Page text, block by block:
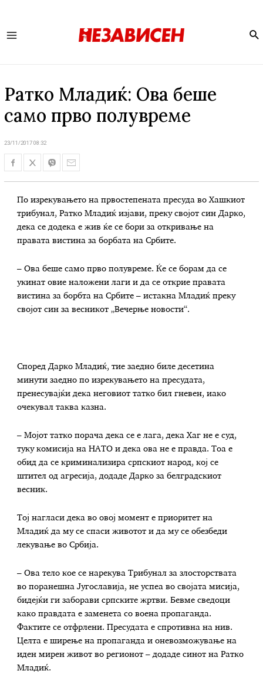
Ратко Младиќ: Ова беше
само прво полувреме
23/11/2017 08:32
По изрекувањето на првостепената пресуда во Хашкиот
трибунал, Ратко Младиќ изјави, преку својот син Дарко,
дека се додека е жив ќе се бори за откривање на
правата вистина за борбата на Србите.
– Ова беше само прво полувреме. Ќе се борам да се
укинат овие наложени лаги и да се открие правата
вистина за борбта на Србите – истакна Младиќ преку
својот син за весникот „Вечерње новости“.
Според Дарко Младиќ, тие заедно биле десетина
минути заедно по изрекувањето на пресудата,
пренесувајќи дека неговиот татко бил гневен, иако
очекувал таква казна.
– Мојот татко порача дека се е лага, дека Хаг не е суд,
туку комисија на НАТО и дека ова не е правда. Тоа е
обид да се криминализира српскиот народ, кој се
штител од агресија, додаде Дарко за белградскиот
весник.
Тој нагласи дека во овој момент е приоритет на
Младиќ да му се спаси животот и да му се обезбеди
лекување во Србија.
– Ова тело кое се нарекува Трибунал за злосторствата
во поранешна Југославија, не успеа во својата мисија,
бидејќи ги заборави српските жртви. Бевме сведоци
како правдата е заменета со воена пропаганда.
Фактите се отфрлени. Пресудата е спротивна на нив.
Целта е ширење на пропаганда и оневозможување на
иден мирен живот во регионот – додаде синот на Ратко
Младиќ.